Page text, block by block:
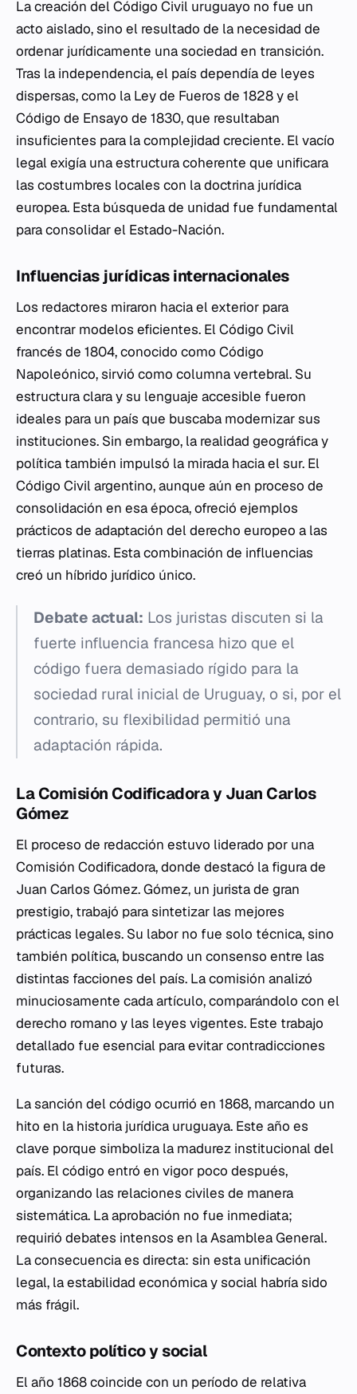
La creación del Código Civil uruguayo no fue un
acto aislado, sino el resultado de la necesidad de
ordenar jurídicamente una sociedad en transición.
Tras la independencia, el país dependía de leyes
dispersas, como la Ley de Fueros de 1828 y el
Código de Ensayo de 1830, que resultaban
insuficientes para la complejidad creciente. El vacío
legal exigía una estructura coherente que unificara
las costumbres locales con la doctrina jurídica
europea. Esta búsqueda de unidad fue fundamental
para consolidar el Estado-Nación.
Influencias jurídicas internacionales
Los redactores miraron hacia el exterior para
encontrar modelos eficientes. El Código Civil
francés de 1804, conocido como Código
Napoleónico, sirvió como columna vertebral. Su
estructura clara y su lenguaje accesible fueron
ideales para un país que buscaba modernizar sus
instituciones. Sin embargo, la realidad geográfica y
política también impulsó la mirada hacia el sur. El
Código Civil argentino, aunque aún en proceso de
consolidación en esa época, ofreció ejemplos
prácticos de adaptación del derecho europeo a las
tierras platinas. Esta combinación de influencias
creó un híbrido jurídico único.
Debate actual: Los juristas discuten si la
fuerte influencia francesa hizo que el
código fuera demasiado rígido para la
sociedad rural inicial de Uruguay, o si, por el
contrario, su flexibilidad permitió una
adaptación rápida.
La Comisión Codificadora y Juan Carlos
Gómez
El proceso de redacción estuvo liderado por una
Comisión Codificadora, donde destacó la figura de
Juan Carlos Gómez. Gómez, un jurista de gran
prestigio, trabajó para sintetizar las mejores
prácticas legales. Su labor no fue solo técnica, sino
también política, buscando un consenso entre las
distintas facciones del país. La comisión analizó
minuciosamente cada artículo, comparándolo con el
derecho romano y las leyes vigentes. Este trabajo
detallado fue esencial para evitar contradicciones
futuras.
La sanción del código ocurrió en 1868, marcando un
hito en la historia jurídica uruguaya. Este año es
clave porque simboliza la madurez institucional del
país. El código entró en vigor poco después,
organizando las relaciones civiles de manera
sistemática. La aprobación no fue inmediata;
requirió debates intensos en la Asamblea General.
La consecuencia es directa: sin esta unificación
legal, la estabilidad económica y social habría sido
más frágil.
Contexto político y social
El año 1868 coincide con un período de relativa